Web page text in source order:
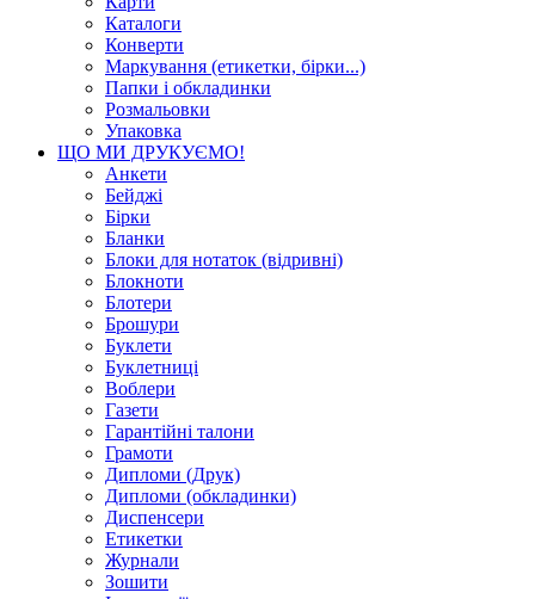
Каталоги
Конверти
Маркування (етикетки, бірки...)
Папки і обкладинки
Розмальовки
Упаковка
ЩО МИ ДРУКУЄМО!
Анкети
Бейджі
Бірки
Бланки
Блоки для нотаток (відривні)
Блокноти
Блотери
Брошури
Буклети
Буклетниці
Воблери
Газети
Гарантійні талони
Грамоти
Дипломи (Друк)
Дипломи (обкладинки)
Диспенсери
Етикетки
Журнали
Зошити